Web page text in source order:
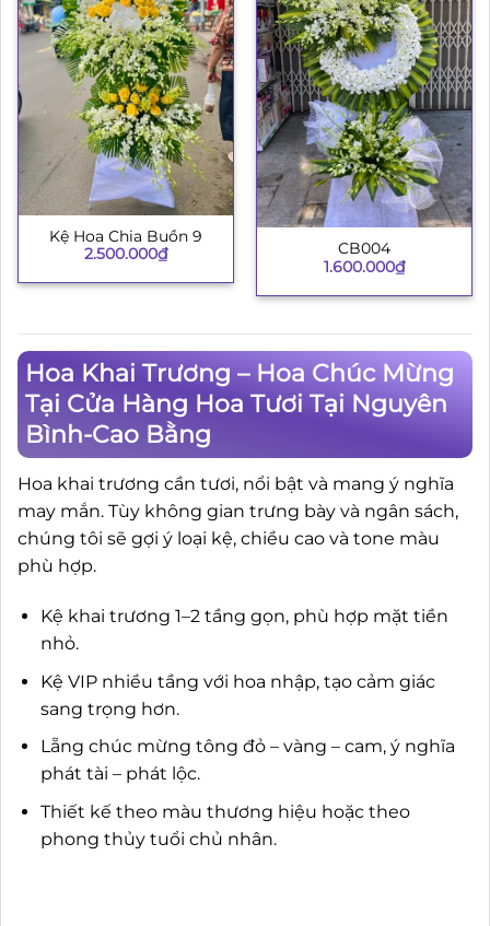
Kệ Hoa Chia Buồn 9
2.500.000₫
CB004
1.600.000₫
Hoa Khai Trương – Hoa Chúc Mừng
Tại Cửa Hàng Hoa Tươi Tại Nguyên
Bình-Cao Bằng
Hoa khai trương cần tươi, nổi bật và mang ý nghĩa
may mắn. Tùy không gian trưng bày và ngân sách,
chúng tôi sẽ gợi ý loại kệ, chiều cao và tone màu
phù hợp.
Kệ khai trương 1–2 tầng gọn, phù hợp mặt tiền
nhỏ.
Kệ VIP nhiều tầng với hoa nhập, tạo cảm giác
sang trọng hơn.
Lẵng chúc mừng tông đỏ – vàng – cam, ý nghĩa
phát tài – phát lộc.
Thiết kế theo màu thương hiệu hoặc theo
phong thủy tuổi chủ nhân.